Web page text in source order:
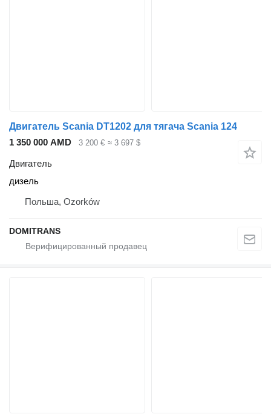
Двигатель Scania DT1202 для тягача Scania 124
1 350 000 AMD
3 200 € ≈ 3 697 $
Двигатель
дизель
Польша, Ozorków
DOMITRANS